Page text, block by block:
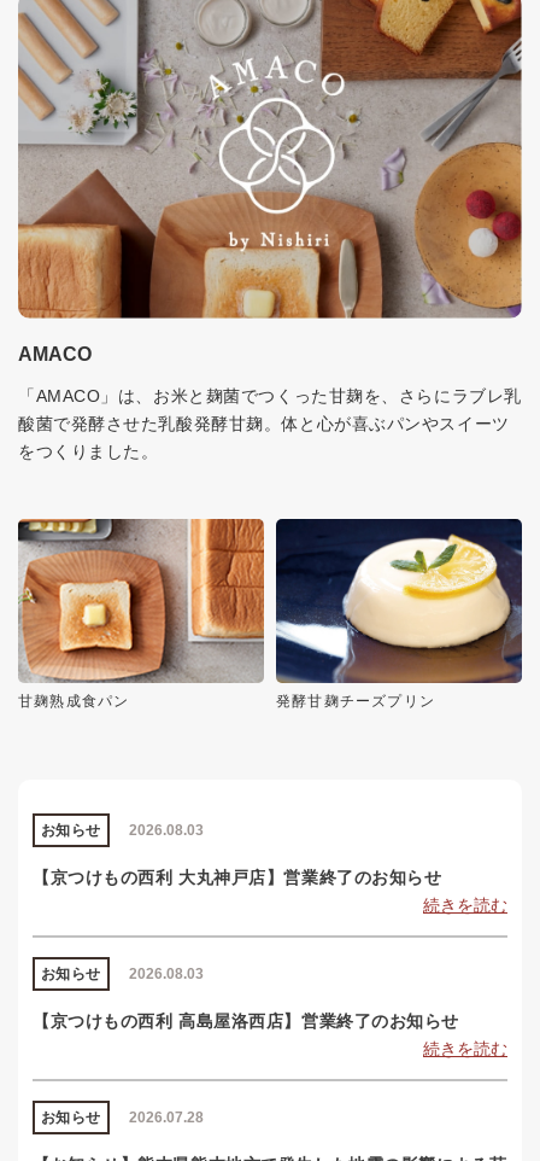
AMACO
「AMACO」は、お米と麹菌でつくった甘麹を、さらにラブレ乳
酸菌で発酵させた乳酸発酵甘麹。体と心が喜ぶパンやスイーツ
をつくりました。
甘麹熟成食パン 発酵甘麹チーズプリン
2026.08.03
お知らせ
【京つけもの西利 大丸神戸店】営業終了のお知らせ
続きを読む
2026.08.03
お知らせ
【京つけもの西利 高島屋洛西店】営業終了のお知らせ
続きを読む
2026.07.28
お知らせ